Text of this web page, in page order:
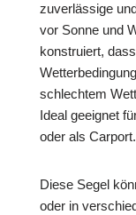
zuverlässige
vor Sonne und
konstruiert,
schlechtem
Ideal geeignet
oder als Carport.
Diese Segel
oder in